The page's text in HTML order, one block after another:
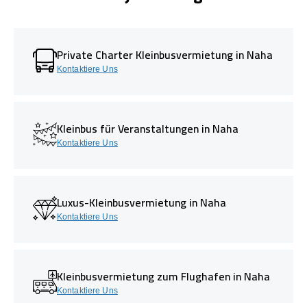
Private Charter Kleinbusvermietung in Naha
Kontaktiere Uns
Kleinbus für Veranstaltungen in Naha
Kontaktiere Uns
Luxus-Kleinbusvermietung in Naha
Kontaktiere Uns
Kleinbusvermietung zum Flughafen in Naha
Kontaktiere Uns